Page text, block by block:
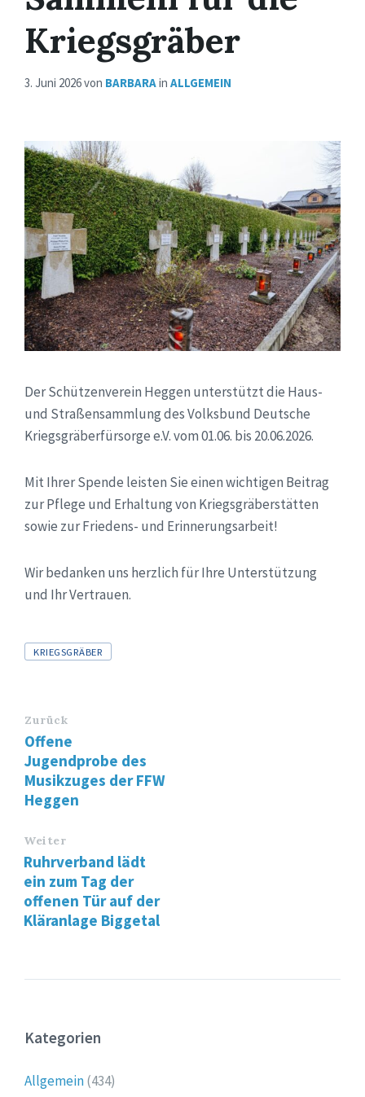
Kriegsgräber
3. Juni 2026von BARBARAin ALLGEMEIN
Der Schützenverein Heggen unterstützt die Haus-
und Straßensammlung des Volksbund Deutsche
Kriegsgräberfürsorge e.V. vom 01.06. bis 20.06.2026.
Mit Ihrer Spende leisten Sie einen wichtigen Beitrag
zur Pflege und Erhaltung von Kriegsgräberstätten
sowie zur Friedens- und Erinnerungsarbeit!
Wir bedanken uns herzlich für Ihre Unterstützung
und Ihr Vertrauen.
Tags
KRIEGSGRÄBER
Zurück
Offene
Jugendprobe des
Musikzuges der FFW
Heggen
Weiter
Ruhrverband lädt
ein zum Tag der
offenen Tür auf der
Kläranlage Biggetal
Kategorien
Allgemein(434)